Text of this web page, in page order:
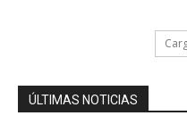
ÚLTIMAS NOTICIAS